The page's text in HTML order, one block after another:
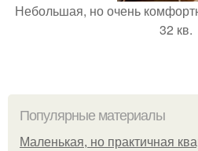
Небольшая, но очень
32 кв.
Популярные материалы
Маленькая, но практичная